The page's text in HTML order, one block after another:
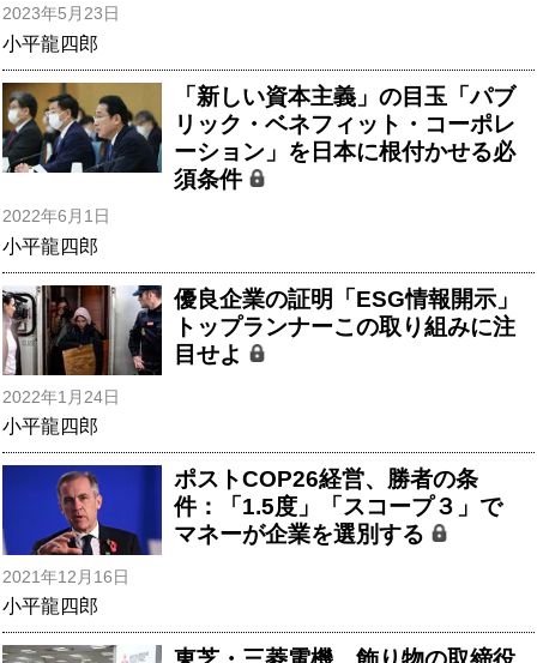
2023年5月23日
小平龍四郎
「新しい資本主義」の目玉「パブ
リック・ベネフィット・コーポレ
ーション」を日本に根付かせる必
須条件
2022年6月1日
小平龍四郎
優良企業の証明「ESG情報開示」
トップランナーこの取り組みに注
目せよ
2022年1月24日
小平龍四郎
ポストCOP26経営、勝者の条
件：「1.5度」「スコープ３」で
マネーが企業を選別する
2021年12月16日
小平龍四郎